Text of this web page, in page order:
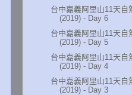
台中嘉義阿里山11天自
(2019) - Day 6
台中嘉義阿里山11天自
(2019) - Day 5
台中嘉義阿里山11天自
(2019) - Day 4
台中嘉義阿里山11天自
(2019) - Day 3